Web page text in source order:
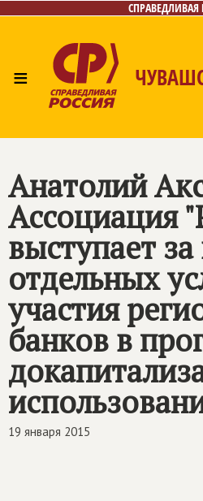
СПРАВЕДЛИВАЯ
≡
Контакты
Анатолий
Ассоциация
выступает
отдельных
участия
банков в
19 января 2015